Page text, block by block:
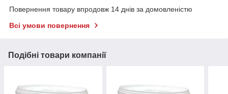
Повернення товару впродовж 14 днів за домовленістю
Всі умови повернення
Подібні товари компанії